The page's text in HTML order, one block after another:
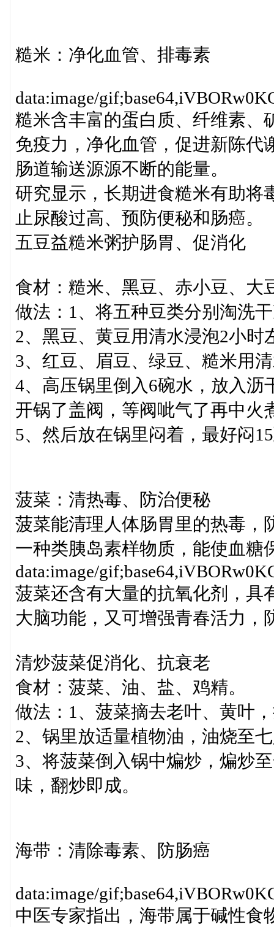
糙米：净化血管、排毒素
data:image/
糙米含丰富的蛋白质、纤维素、
免疫力，净化血管，促进新陈代
肠道输送源源不断的能量。
研究显示，长期进食糙米有助将
止尿酸过高、预防便秘和肠癌。
五豆益糙米粥护肠胃、促消化
食材：糙米、黑豆、赤小豆、大
做法：1、将五种豆类分别淘洗
2、黑豆、黄豆用清水浸泡2小时
3、红豆、眉豆、绿豆、糙米用
4、高压锅里倒入6碗水，放入
开锅了盖阀，等阀呲气了再中火
5、然后放在锅里闷着，最好闷
菠菜：清热毒、防治便秘
菠菜能清理人体肠胃里的热毒，
一种类胰岛素样物质，能使血糖
data:image/
菠菜还含有大量的抗氧化剂，具
大脑功能，又可增强青春活力，
清炒菠菜促消化、抗衰老
食材：菠菜、油、盐、鸡精。
做法：1、菠菜摘去老叶、黄叶
2、锅里放适量植物油，油烧至
3、将菠菜倒入锅中煸炒，煸炒
味，翻炒即成。
海带：清除毒素、防肠癌
data:image/
中医专家指出，海带属于碱性食